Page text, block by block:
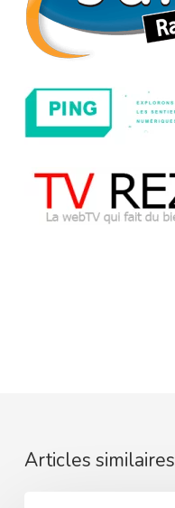
Articles similaires